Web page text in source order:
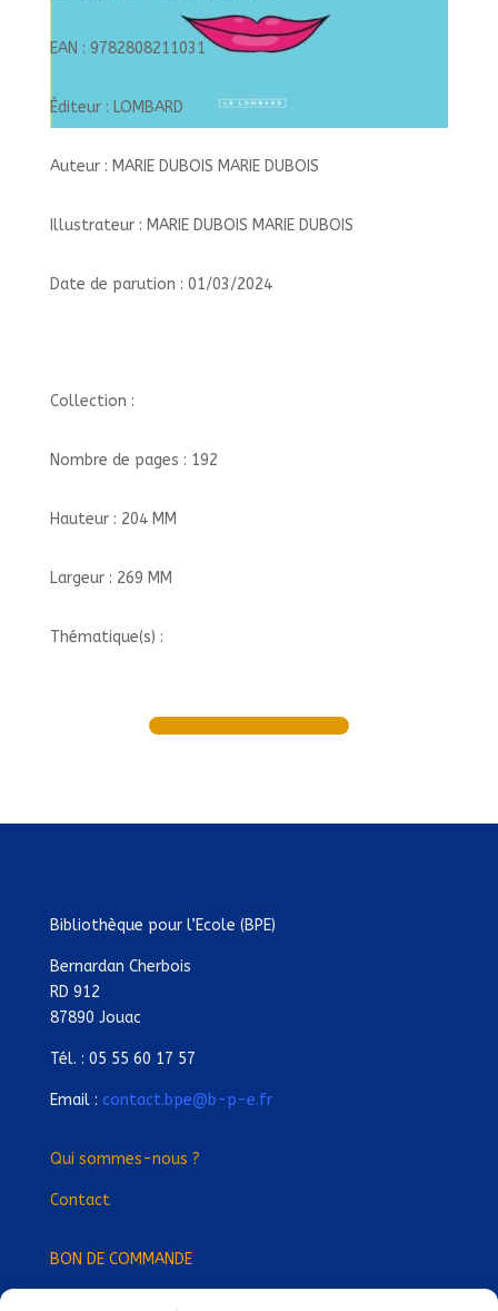
EAN : 9782808211031
Éditeur : LOMBARD
Auteur : MARIE DUBOIS MARIE DUBOIS
Illustrateur : MARIE DUBOIS MARIE DUBOIS
Date de parution : 01/03/2024
Collection :
Nombre de pages : 192
Hauteur : 204 MM
Largeur : 269 MM
Thématique(s) :
Bibliothèque pour l’Ecole (BPE)
Bernardan Cherbois
RD 912
87890 Jouac
Tél. : 05 55 60 17 57
Email : contact.bpe@b-p-e.fr
Qui sommes-nous ?
Contact
BON DE COMMANDE